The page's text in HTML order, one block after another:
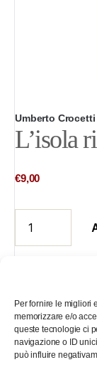
Per fornire le migliori
memorizzare e/o
queste tecnologie ci
navigazione o ID
può influire
Umberto Crocetti
L’isola
€9,00
riemersa
Descrizione